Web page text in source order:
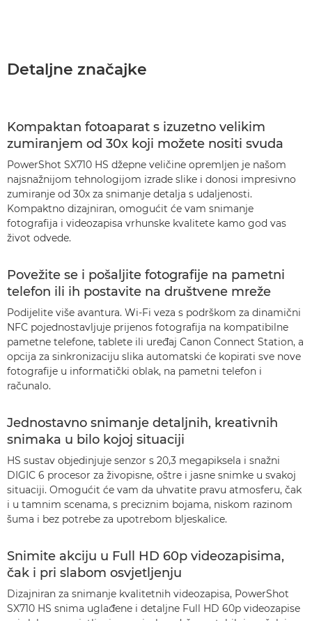
Detaljne značajke
Kompaktan fotoaparat s izuzetno velikim
zumiranjem od 30x koji možete nositi svuda
PowerShot SX710 HS džepne veličine opremljen je našom
najsnažnijom tehnologijom izrade slike i donosi impresivno
zumiranje od 30x za snimanje detalja s udaljenosti.
Kompaktno dizajniran, omogućit će vam snimanje
fotografija i videozapisa vrhunske kvalitete kamo god vas
život odvede.
Povežite se i pošaljite fotografije na pametni
telefon ili ih postavite na društvene mreže
Podijelite više avantura. Wi-Fi veza s podrškom za dinamični
NFC pojednostavljuje prijenos fotografija na kompatibilne
pametne telefone, tablete ili uređaj Canon Connect Station, a
opcija za sinkronizaciju slika automatski će kopirati sve nove
fotografije u informatički oblak, na pametni telefon i
računalo.
Jednostavno snimanje detaljnih, kreativnih
snimaka u bilo kojoj situaciji
HS sustav objedinjuje senzor s 20,3 megapiksela i snažni
DIGIC 6 procesor za živopisne, oštre i jasne snimke u svakoj
situaciji. Omogućit će vam da uhvatite pravu atmosferu, čak
i u tamnim scenama, s preciznim bojama, niskom razinom
šuma i bez potrebe za upotrebom bljeskalice.
Snimite akciju u Full HD 60p videozapisima,
čak i pri slabom osvjetljenju
Dizajniran za snimanje kvalitetnih videozapisa, PowerShot
SX710 HS snima uglađene i detaljne Full HD 60p videozapise